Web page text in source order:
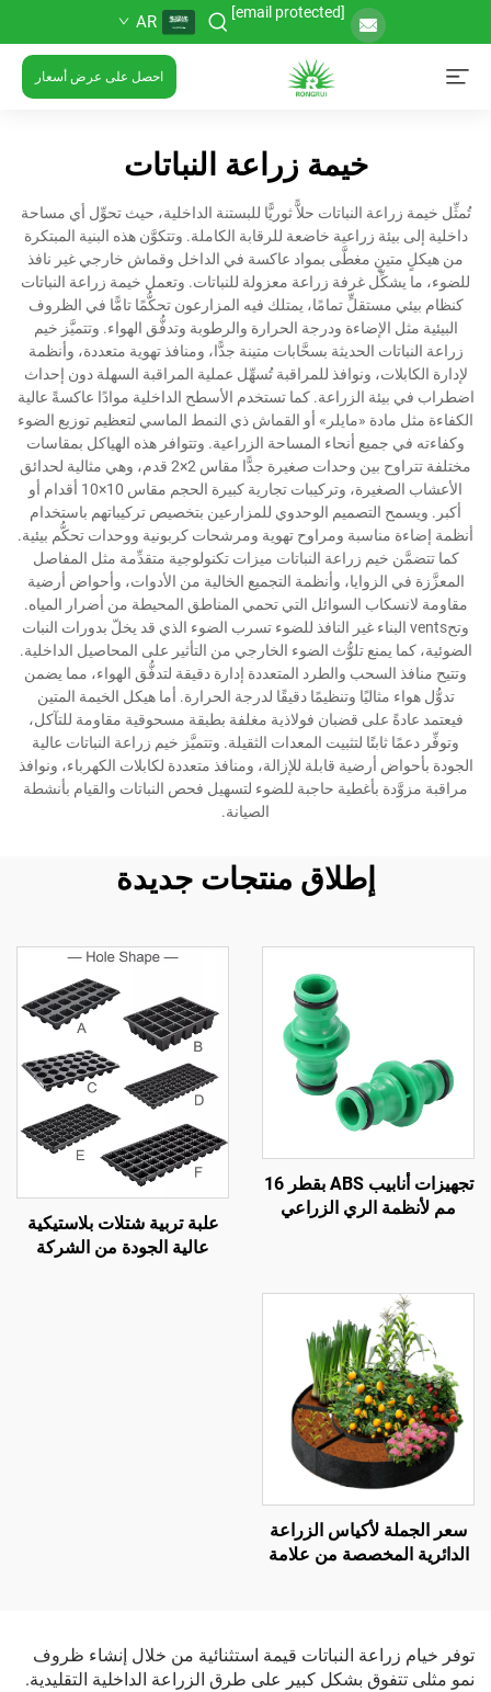
[email protected]
AR
احصل على عرض أسعار
خيمة زراعة النباتات
تُمثِّل خيمة زراعة النباتات حلاًّ ثوريًّا للبستنة الداخلية، حيث تحوِّل أي مساحة
داخلية إلى بيئة زراعية خاضعة للرقابة الكاملة. وتتكوَّن هذه البنية المبتكرة
من هيكلٍ متينٍ مغطَّى بمواد عاكسة في الداخل وقماش خارجي غير نافذ
للضوء، ما يشكِّل غرفة زراعة معزولة للنباتات. وتعمل خيمة زراعة النباتات
كنظام بيئي مستقلٍّ تمامًا، يمتلك فيه المزارعون تحكُّمًا تامًّا في الظروف
البيئية مثل الإضاءة ودرجة الحرارة والرطوبة وتدفُّق الهواء. وتتميَّز خيم
زراعة النباتات الحديثة بسحَّابات متينة جدًّا، ومنافذ تهوية متعددة، وأنظمة
لإدارة الكابلات، ونوافذ للمراقبة تُسهِّل عملية المراقبة السهلة دون إحداث
اضطراب في بيئة الزراعة. كما تستخدم الأسطح الداخلية موادًا عاكسةً عالية
الكفاءة مثل مادة «مايلر» أو القماش ذي النمط الماسي لتعظيم توزيع الضوء
وكفاءته في جميع أنحاء المساحة الزراعية. وتتوافر هذه الهياكل بمقاسات
مختلفة تتراوح بين وحدات صغيرة جدًّا مقاس 2×2 قدم، وهي مثالية لحدائق
الأعشاب الصغيرة، وتركيبات تجارية كبيرة الحجم مقاس 10×10 أقدام أو
أكبر. ويسمح التصميم الوحدوي للمزارعين بتخصيص تركيباتهم باستخدام
أنظمة إضاءة مناسبة ومراوح تهوية ومرشحات كربونية ووحدات تحكُّم بيئية.
كما تتضمَّن خيم زراعة النباتات ميزات تكنولوجية متقدِّمة مثل المفاصل
المعزَّزة في الزوايا، وأنظمة التجميع الخالية من الأدوات، وأحواض أرضية
مقاومة لانسكاب السوائل التي تحمي المناطق المحيطة من أضرار المياه.
وتحvents البناء غير النافذ للضوء تسرب الضوء الذي قد يخلّ بدورات النبات
الضوئية، كما يمنع تلوُّث الضوء الخارجي من التأثير على المحاصيل الداخلية.
وتتيح منافذ السحب والطرد المتعددة إدارة دقيقة لتدفُّق الهواء، مما يضمن
تدوُّل هواء مثاليًا وتنظيمًا دقيقًا لدرجة الحرارة. أما هيكل الخيمة المتين
فيعتمد عادةً على قضبان فولاذية مغلفة بطبقة مسحوقية مقاومة للتآكل،
وتوفِّر دعمًا ثابتًا لتثبيت المعدات الثقيلة. وتتميَّز خيم زراعة النباتات عالية
الجودة بأحواض أرضية قابلة للإزالة، ومنافذ متعددة لكابلات الكهرباء، ونوافذ
مراقبة مزوَّدة بأغطية حاجبة للضوء لتسهيل فحص النباتات والقيام بأنشطة
الصيانة.
إطلاق منتجات جديدة
تجهيزات أنابيب ABS بقطر 16
مم لأنظمة الري الزراعي
علبة تربية شتلات بلاستيكية
عالية الجودة من الشركة
سعر الجملة لأكياس الزراعة
الدائرية المخصصة من علامة
للاستخدام الخارجي
توفر خيام زراعة النباتات قيمة استثنائية من خلال إنشاء ظروف
نمو مثلى تتفوق بشكل كبير على طرق الزراعة الداخلية التقليدية.